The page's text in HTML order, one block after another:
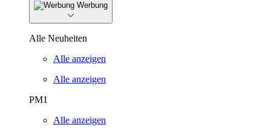
Werbung
Alle Neuheiten
Alle anzeigen
Alle anzeigen
PM1
Alle anzeigen